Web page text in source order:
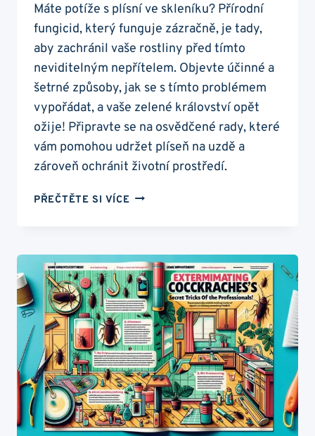
Máte potíže s plísní ve skleníku? Přírodní
fungicid, který funguje zázračně, je tady,
aby zachránil vaše rostliny před tímto
neviditelným nepřítelem. Objevte účinné a
šetrné způsoby, jak se s tímto problémem
vypořádat, a vaše zelené království opět
ožije! Připravte se na osvědčené rady, které
vám pomohou udržet plíseň na uzdě a
zároveň ochránit životní prostředí.
PŘEČTĚTE SI VÍCE PLÍSEŇ
FUNGICID,
KTERÝ
FUNGUJE
ZÁZRAČNĚ